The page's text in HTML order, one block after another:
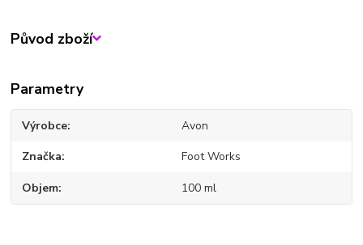
Původ zboží
Parametry
Výrobce Avon
Značka Foot Works
Objem 100 ml